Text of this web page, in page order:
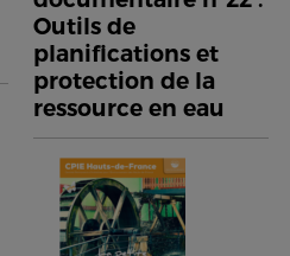
Outils de
planifications et
protection de la
ressource en eau